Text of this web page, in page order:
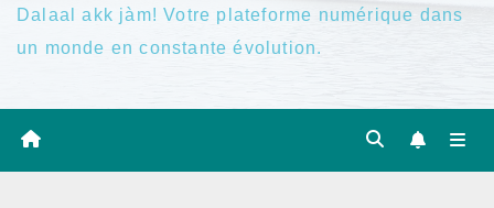
Dalaal akk jàm! Votre plateforme numérique dans
un monde en constante évolution.